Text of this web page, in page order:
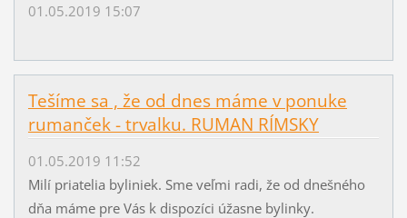
01.05.2019 15:07
Tešíme sa , že od dnes máme v ponuke
rumanček - trvalku. RUMAN RÍMSKY
01.05.2019 11:52
Milí priatelia byliniek. Sme veľmi radi, že od dnešného
dňa máme pre Vás k dispozíci úžasne bylinky.